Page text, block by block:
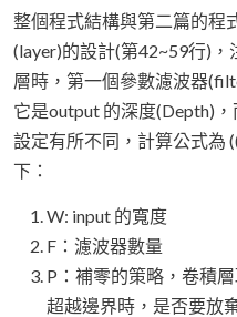
整個程式結構與第二篇的程
(layer)的設計(第42~59行)
層時，第一個參數濾波器
它是output 的深度(Depth)
設定有所不同，計算公式為
下：
W: input 的寬度
F：濾波器數量
P：補零的策略，卷積
超越邊界時，是否要放